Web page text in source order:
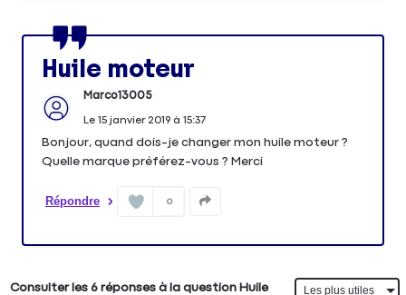
Huile moteur
Marco13005
Le 15 janvier 2019à 15:37
Bonjour, quand dois-je changer mon huile moteur ?
Quelle marque préférez-vous ? Merci
Répondre 0
Consulter les 6 réponses à la question Huile